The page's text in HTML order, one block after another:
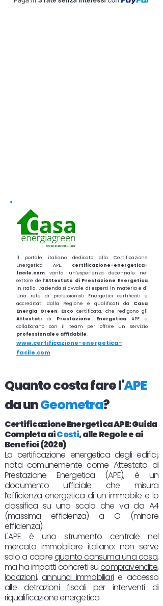
Il portale italiano dedicato alla Certificazione
Energetica APE. certificazione-energetica-
facile.com vanta un’esperienza decennale nel
settore dell’Attestato di Prestazione Energetica
in Italia. L’azienda si avvale di esperti in materia e di
una rete di professionisti Energetici certificati e
accreditati dalla Regione e qualificati da Casa
Energia Green, Escocertificata, che redigono gli
Attestatidi Prestazione EnergeticaAPE e
collaborano con il team per offrire un servizio
professionale e affidabile.
www.certificazione-energetica-
facile.com
Quanto costa fare l'APE
da unGeometra?
Certificazione Energetica APE: Guida
Completa aiCosti, alle Regole e ai
Benefici (2026)
La certificazione energetica degli edifici,
nota comunemente come Attestato di
Prestazione Energetica (APE), è un
documento ufficiale che misura
l’efficienza energetica di un immobile e lo
classifica su una scala che va da A4
(massima efficienza) a G (minore
efficienza).
L'APE è uno strumento centrale nel
mercato immobiliare italiano: non serve
solo a capirequanto consuma una casa,
ma ha impatti concreti sucompravendite,
locazioni,annunci immobiliari e accesso
alle detrazioni fiscali per interventi di
riqualificazione energetica.